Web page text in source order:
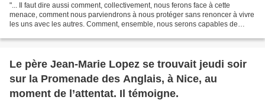
"... Il faut dire aussi comment, collectivement, nous ferons face à cette
menace, comment nous parviendrons à nous protéger sans renoncer à vivre
les uns avec les autres. Comment, ensemble, nous serons capables de
Le père Jean-Marie Lopez se trouvait jeudi soir
sur la Promenade des Anglais, à Nice, au
moment de l’attentat. Il témoigne.